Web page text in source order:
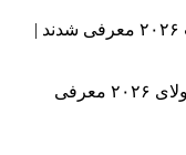
بازی‌های ماهانه پلی استیشن پلاس آگوست ۲۰۲۶ معرفی شدند |
بازی‌های جدید پلی استیشن پلاس در ماه جولای ۲۰۲۶ معرفی